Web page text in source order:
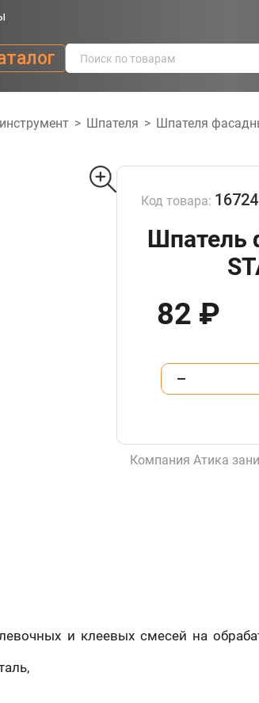
> Шпателя > Шпателя
Код товара: 16724
Шпатель
82 ₽
Компания Атика
и клеевых смесей на